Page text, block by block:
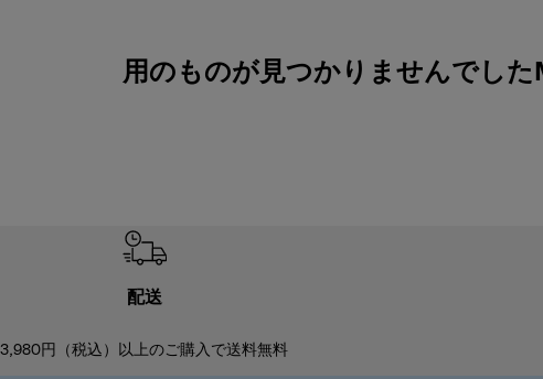
用のものが見つかりませんでし
配送
3,980円（税込）以上のご購入で送料無料